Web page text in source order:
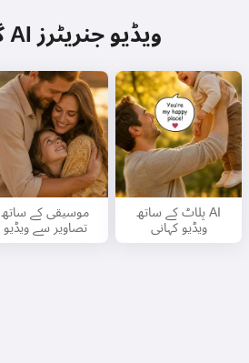
گانے سے AI ویڈیو جنریٹرز
موسیقی کے ساتھ
تصاویر سے ویڈیو
پلاٹ کے ساتھ AI
ویڈیو کہانی